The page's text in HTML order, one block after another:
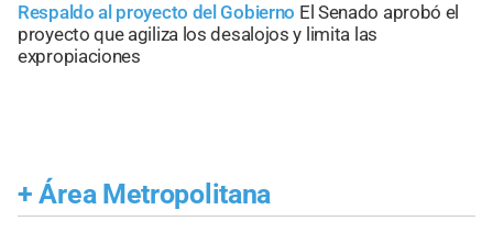
Respaldo al proyecto del Gobierno El Senado aprobó el
proyecto que agiliza los desalojos y limita las
expropiaciones
+ Área Metropolitana